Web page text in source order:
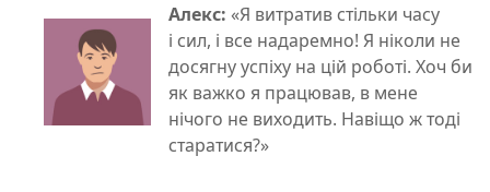
Алекс: «Я витратив стільки часу
і сил, і все надаремно! Я ніколи не
досягну успіху на цій роботі. Хоч би
як важко я працював, в мене
нічого не виходить. Навіщо ж тоді
старатися?»